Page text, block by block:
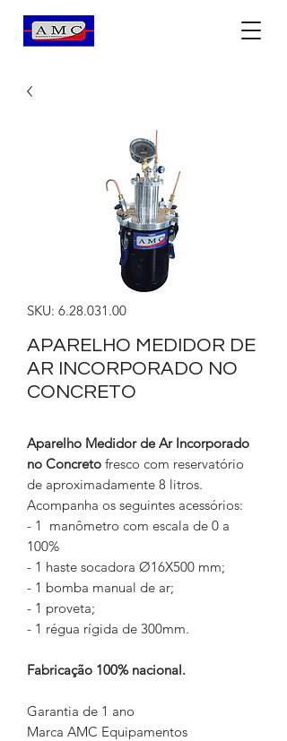
SKU: 6.28.031.00
APARELHO MEDIDOR DE
AR INCORPORADO NO
CONCRETO
Aparelho Medidor de Ar Incorporado
no Concreto fresco com reservatório
de aproximadamente 8 litros.
Acompanha os seguintes acessórios:
- 1 manômetro com escala de 0 a
100%
- 1 haste socadora Ø16X500 mm;
- 1 bomba manual de ar;
- 1 proveta;
- 1 régua rígida de 300mm.
Fabricação 100% nacional.
Garantia de 1 ano
Marca AMC Equipamentos